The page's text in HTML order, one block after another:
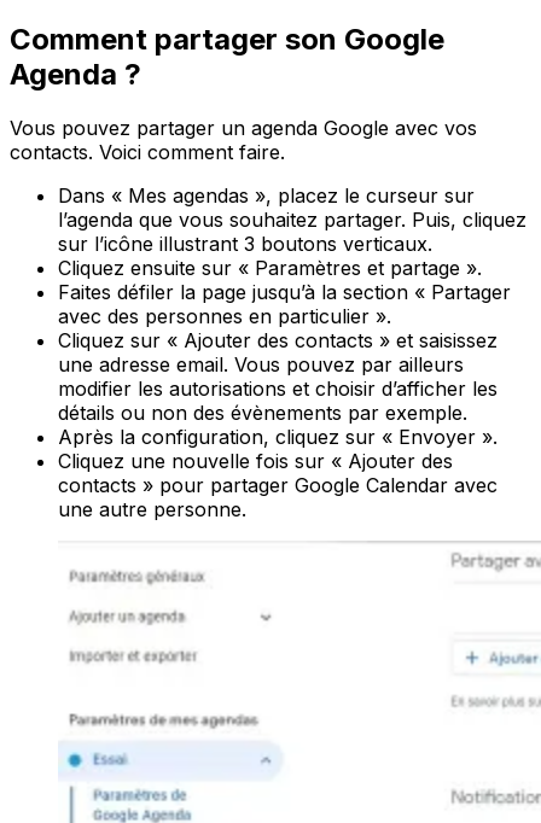
Comment partager son Google
Agenda ?
Vous pouvez partager un agenda Google avec vos
contacts. Voici comment faire.
Dans « Mes agendas », placez le curseur sur
l’agenda que vous souhaitez partager. Puis, cliquez
sur l’icône illustrant 3 boutons verticaux.
Cliquez ensuite sur « Paramètres et partage ».
Faites défiler la page jusqu’à la section « Partager
avec des personnes en particulier ».
Cliquez sur « Ajouter des contacts » et saisissez
une adresse email. Vous pouvez par ailleurs
modifier les autorisations et choisir d’afficher les
détails ou non des évènements par exemple.
Après la configuration, cliquez sur « Envoyer ».
Cliquez une nouvelle fois sur « Ajouter des
contacts » pour partager Google Calendar avec
une autre personne.